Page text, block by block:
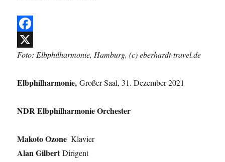
F
a
e
o
k
X
Foto: Elbphilharmonie, Hamburg, (c) eberhardt-travel.de
Elbphilharmonie,Großer Saal, 31. Dezember 2021
NDR Elbphilharmonie Orchester
Makoto Ozone Klavier
Alan GilbertDirigent